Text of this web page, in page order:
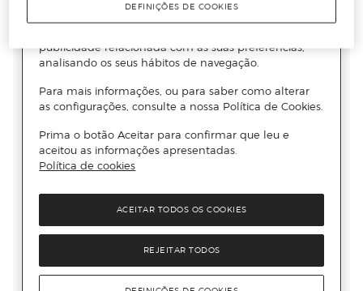
DEFINIÇÕES DE COOKIES